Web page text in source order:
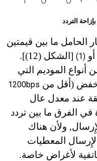
الحامل ما بين قيمتين
أو (1)
[الشكل (12)].
الموديم التي
(أقل من 1200bps
عند معدل عال
في الفرق ما بين تردد
ولأن هناك
لإِرسال المعطيات
لأغراض خاصة.